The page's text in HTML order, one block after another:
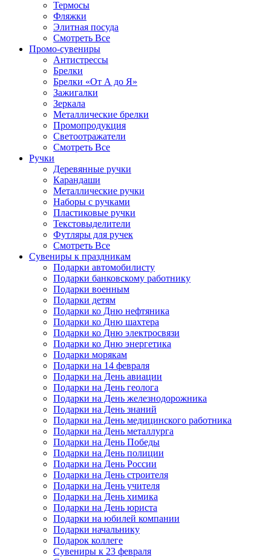
Термосы
Фляжки
Элитная посуда
Смотреть Все
Промо-сувениры
Антистрессы
Брелки
Брелки «От А до Я»
Зажигалки
Зеркала
Металлические брелки
Промопродукция
Светоотражатели
Смотреть Все
Ручки
Деревянные ручки
Карандаши
Металлические ручки
Наборы с ручками
Пластиковые ручки
Текстовыделители
Футляры для ручек
Смотреть Все
Сувениры к праздникам
Подарки автомобилисту
Подарки банковскому работнику
Подарки военным
Подарки детям
Подарки ко Дню нефтяника
Подарки ко Дню шахтера
Подарки ко Дню электросвязи
Подарки ко Дню энергетика
Подарки морякам
Подарки на 14 февраля
Подарки на День авиации
Подарки на День геолога
Подарки на День железнодорожника
Подарки на День знаний
Подарки на День медицинского работника
Подарки на День металлурга
Подарки на День Победы
Подарки на День полиции
Подарки на День России
Подарки на День строителя
Подарки на День учителя
Подарки на День химика
Подарки на День юриста
Подарки на юбилей компании
Подарки начальнику
Подарок коллеге
Сувениры к 23 февраля